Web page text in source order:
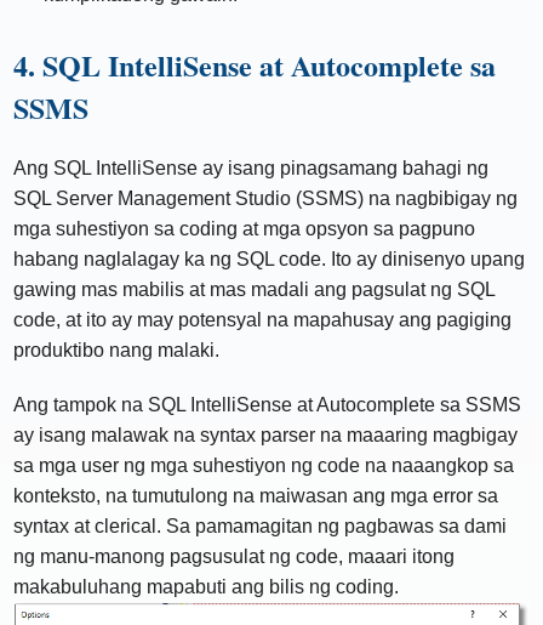
4. SQL IntelliSense at Autocomplete sa
SSMS
Ang SQL IntelliSense ay isang pinagsamang bahagi ng
SQL Server Management Studio (SSMS) na nagbibigay ng
mga suhestiyon sa coding at mga opsyon sa pagpuno
habang naglalagay ka ng SQL code. Ito ay dinisenyo upang
gawing mas mabilis at mas madali ang pagsulat ng SQL
code, at ito ay may potensyal na mapahusay ang pagiging
produktibo nang malaki.
Ang tampok na SQL IntelliSense at Autocomplete sa SSMS
ay isang malawak na syntax parser na maaaring magbigay
sa mga user ng mga suhestiyon ng code na naaangkop sa
konteksto, na tumutulong na maiwasan ang mga error sa
syntax at clerical. Sa pamamagitan ng pagbawas sa dami
ng manu-manong pagsusulat ng code, maaari itong
makabuluhang mapabuti ang bilis ng coding.